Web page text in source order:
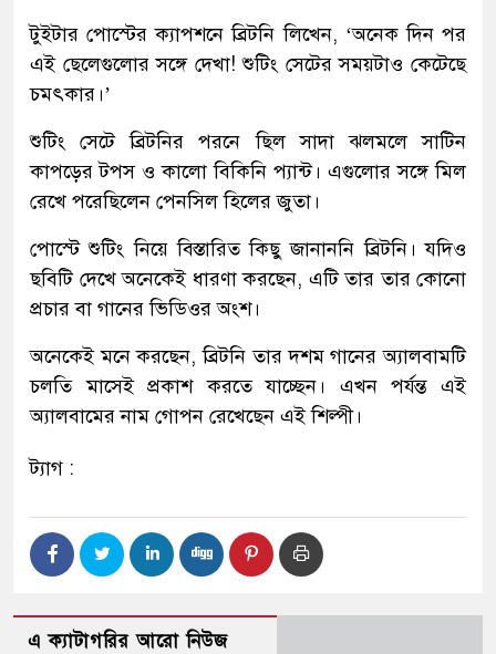
টুইটার পোস্টের ক্যাপশনে ব্রিটনি লিখেন, ‘অনেক দিন পর
এই ছেলেগুলোর সঙ্গে দেখা! শুটিং সেটের সময়টাও কেটেছে
চমৎকার।’
শুটিং সেটে ব্রিটনির পরনে ছিল সাদা ঝলমলে সাটিন
কাপড়ের টপস ও কালো বিকিনি প্যান্ট। এগুলোর সঙ্গে মিল
রেখে পরেছিলেন পেনসিল হিলের জুতা।
পোস্টে শুটিং নিয়ে বিস্তারিত কিছু জানাননি ব্রিটনি। যদিও
ছবিটি দেখে অনেকেই ধারণা করছেন, এটি তার তার কোনো
প্রচার বা গানের ভিডিওর অংশ।
অনেকেই মনে করছেন, ব্রিটনি তার দশম গানের অ্যালবামটি
চলতি মাসেই প্রকাশ করতে যাচ্ছেন। এখন পর্যন্ত এই
অ্যালবামের নাম গোপন রেখেছেন এই শিল্পী।
ট্যাগ :
এ ক্যাটাগরির আরো নিউজ